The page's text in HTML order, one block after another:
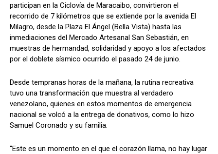
participan en la Ciclovía de Maracaibo, convirtieron el
recorrido de 7 kilómetros que se extiende por la avenida El
Milagro, desde la Plaza El Ángel (Bella Vista) hasta las
inmediaciones del Mercado Artesanal San Sebastián, en
muestras de hermandad, solidaridad y apoyo a los afectados
por el doblete sísmico ocurrido el pasado 24 de junio.
Desde tempranas horas de la mañana, la rutina recreativa
tuvo una transformación que muestra al verdadero
venezolano, quienes en estos momentos de emergencia
nacional se volcó a la entrega de donativos, como lo hizo
Samuel Coronado y su familia.
“Este es un momento en el que el corazón llama, no hay lugar